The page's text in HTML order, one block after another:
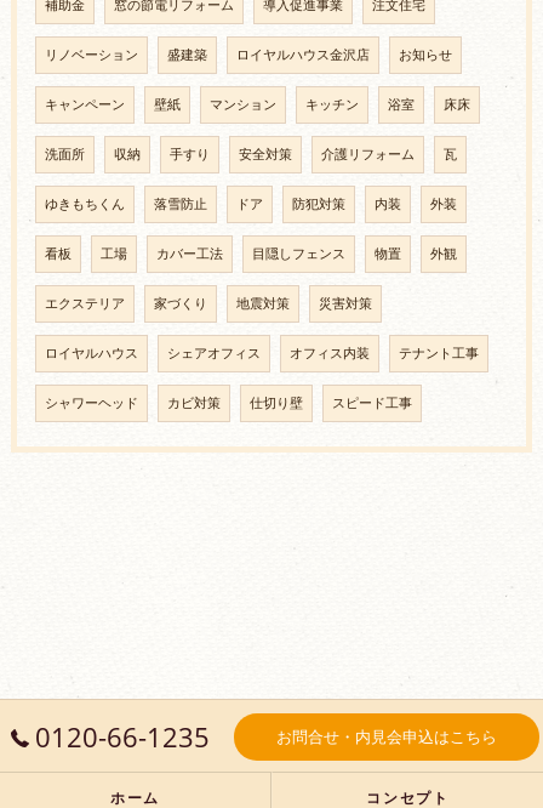
補助金 窓の節電リフォーム 導入促進事業 注文住宅
リノベーション 盛建築 ロイヤルハウス金沢店 お知らせ
キャンペーン 壁紙 マンション キッチン 浴室 床床
洗面所 収納 手すり 安全対策 介護リフォーム 瓦
ゆきもちくん 落雪防止 ドア 防犯対策 内装 外装
看板 工場 カバー工法 目隠しフェンス 物置 外観
エクステリア 家づくり 地震対策 災害対策
ロイヤルハウス シェアオフィス オフィス内装 テナント工事
シャワーヘッド カビ対策 仕切り壁 スピード工事
0120-66-1235 お問合せ・内見会申込はこちら
ホーム コンセプト